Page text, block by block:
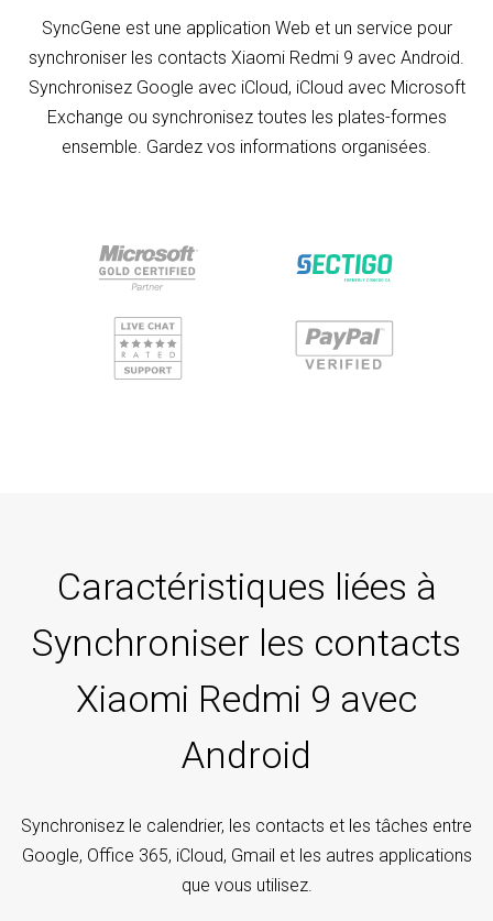
SyncGene est une application Web et un service pour
synchroniser les contacts Xiaomi Redmi 9 avec Android.
Synchronisez Google avec iCloud, iCloud avec Microsoft
Exchange ou synchronisez toutes les plates-formes
ensemble. Gardez vos informations organisées.
Caractéristiques liées à
Synchroniser les contacts
Xiaomi Redmi 9 avec
Android
Synchronisez le calendrier, les contacts et les tâches entre
Google, Office 365, iCloud, Gmail et les autres applications
que vous utilisez.